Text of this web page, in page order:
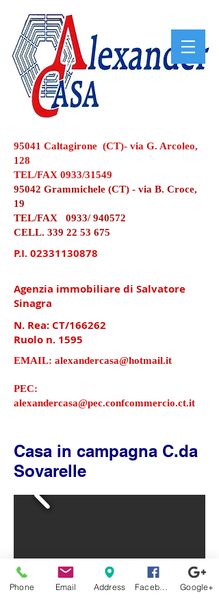
95041 Caltagirone (CT)- via G. Arcoleo,
128
TEL/FAX 0933/31549
95042 Grammichele (CT) - via B. Croce,
19
TEL/FAX 0933/ 940572
CELL. 339 22 53 675
P.I.02331130878
Agenzia immobiliare di Salvatore
Sinagra
N. Rea: CT/166262
Ruolo n. 1595
EMAIL: alexandercasa@hotmail.it
PEC:
alexandercasa@pec.confcommercio.ct.it
Casa in campagna C.da
Sovarelle
Phone Email Address Google+